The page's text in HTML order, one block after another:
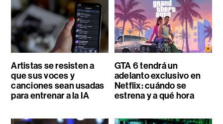
Artistas se resisten a
que sus voces y
canciones sean usadas
para entrenar a la IA
GTA 6 tendrá un
adelanto exclusivo en
Netflix: cuándo se
estrena y a qué hora